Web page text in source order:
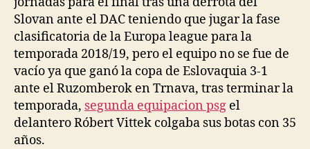
Slovan ante el DAC teniendo que jugar la fase
clasificatoria de la Europa league para la
temporada 2018/19, pero el equipo no se fue de
vacío ya que ganó la copa de Eslovaquia 3-1
ante el Ruzomberok en Trnava, tras terminar la
temporada, segunda equipacion psg el
delantero Róbert Vittek colgaba sus botas con 35
años.